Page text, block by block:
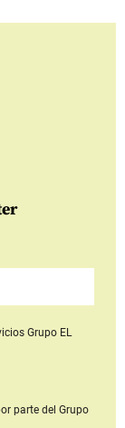
Grupo EL
parte del Grupo